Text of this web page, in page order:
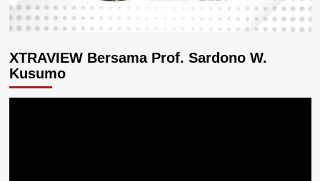
XTRAVIEW Bersama Prof. Sardono W.
Kusumo